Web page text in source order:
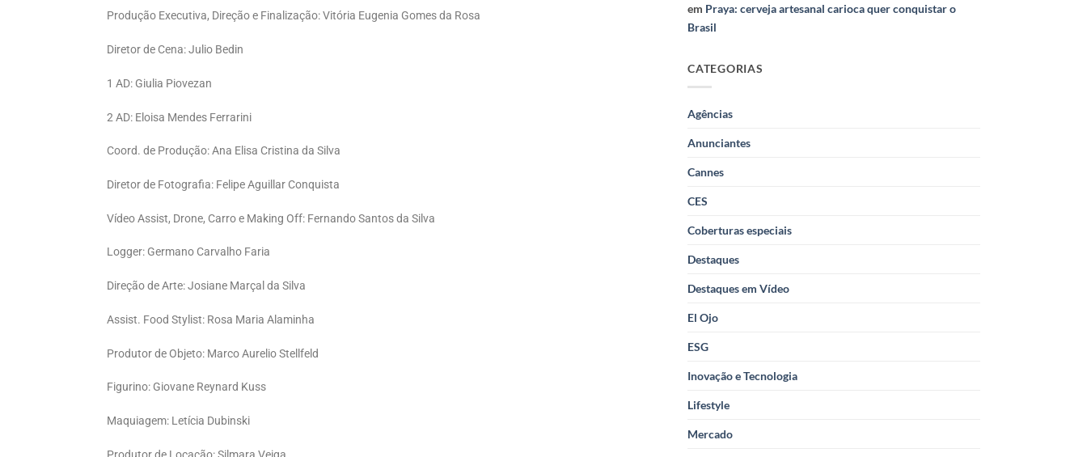
Produção Executiva, Direção e Finalização: Vitória Eugenia Gomes da Rosa
Diretor de Cena: Julio Bedin
1 AD: Giulia Piovezan
2 AD: Eloisa Mendes Ferrarini
Coord. de Produção: Ana Elisa Cristina da Silva
Diretor de Fotografia: Felipe Aguillar Conquista
Vídeo Assist, Drone, Carro e Making Off: Fernando Santos da Silva
Logger: Germano Carvalho Faria
Direção de Arte: Josiane Marçal da Silva
Assist. Food Stylist: Rosa Maria Alaminha
Produtor de Objeto: Marco Aurelio Stellfeld
Figurino: Giovane Reynard Kuss
Maquiagem: Letícia Dubinski
em Praya: cerveja artesanal carioca quer conquistar o
Brasil
CATEGORIAS
Agências
Anunciantes
Cannes
CES
Coberturas especiais
Destaques
Destaques em Vídeo
El Ojo
ESG
Inovação e Tecnologia
Lifestyle
Mercado